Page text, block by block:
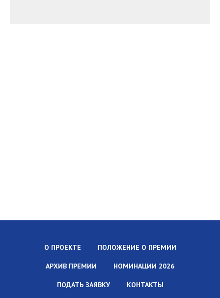
О ПРОЕКТЕ ПОЛОЖЕНИЕ О ПРЕМИИ
АРХИВ ПРЕМИИ НОМИНАЦИИ 2026
ПОДАТЬ ЗАЯВКУ КОНТАКТЫ